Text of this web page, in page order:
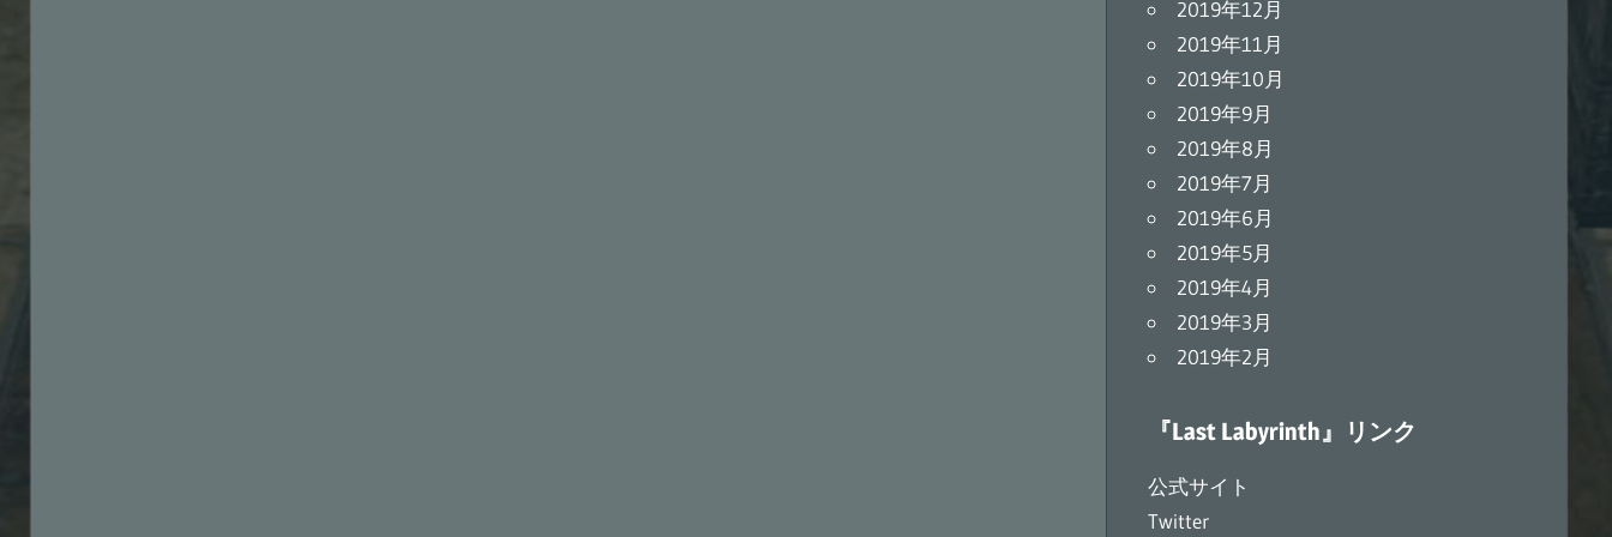
2019年12月
2019年11月
2019年10月
2019年9月
2019年8月
2019年7月
2019年6月
2019年5月
2019年4月
2019年3月
2019年2月
『Last Labyrinth』リンク
公式サイト
Twitter